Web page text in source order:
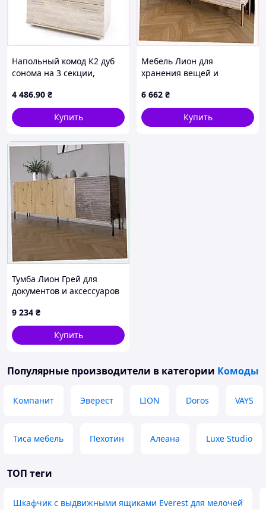
Напольный комод К2 дуб
сонома на 3 секции,
4 486.90 ₴
Купить
Мебель Лион для
хранения вещей и
6 662 ₴
Купить
Тумба Лион Грей для
документов и аксессуаров
9 234 ₴
Купить
Популярные производители в категории Комоды
Компанит Эверест LION Doros VAYS
Тиса мебель Пехотин Алеана Luxe Studio
ТОП теги
Шкафчик с выдвижными ящиками Everest для мелочей